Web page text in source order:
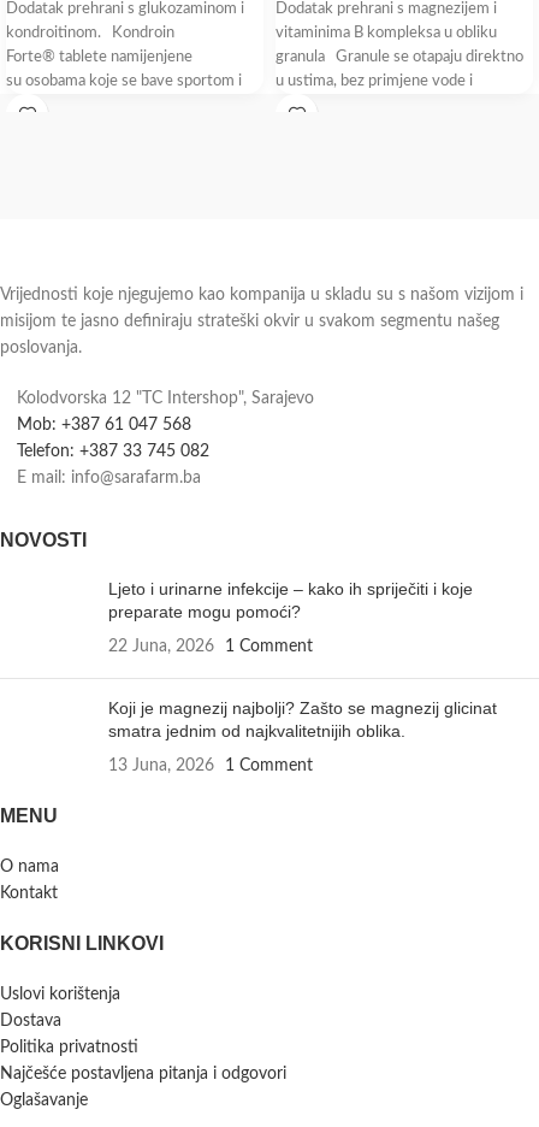
Dodatak prehrani s glukozaminom i
kondroitinom. Kondroin
Forte® tablete namijenjene
su osobama koje se bave sportom i
rekreacijom, preporučuju se
Dodatak prehrani s magnezijem i
vitaminima B kompleksa u obliku
granula Granule se otapaju direktno
u ustima, bez primjene vode i
Vrijednosti koje njegujemo kao kompanija u skladu su s našom vizijom i
misijom te jasno definiraju strateški okvir u svakom segmentu našeg
poslovanja.
Kolodvorska 12 "TC Intershop", Sarajevo
Mob: +387 61 047 568
Telefon: +387 33 745 082
E mail: info@sarafarm.ba
NOVOSTI
Ljeto i urinarne infekcije – kako ih spriječiti i koje
preparate mogu pomoći?
22 Juna, 2026 1 Comment
Koji je magnezij najbolji? Zašto se magnezij glicinat
smatra jednim od najkvalitetnijih oblika.
13 Juna, 2026 1 Comment
MENU
O nama
Kontakt
KORISNI LINKOVI
Uslovi korištenja
Dostava
Politika privatnosti
Najčešće postavljena pitanja i odgovori
Oglašavanje